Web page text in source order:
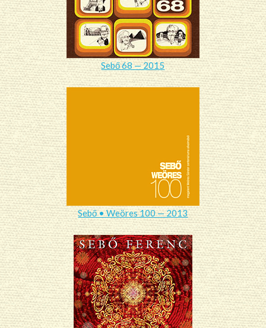
Sebő 68 — 2015
Sebő • Weöres 100 — 2013